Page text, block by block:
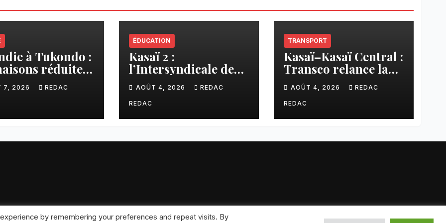
à Tukondo :
réduites
plusieurs
sans abri
7, 2026 REDAC
ÉDUCATION
Kasaï 2 :
l’Intersyndicale des
enseignants dénonce
une contribution
financière imposée
aux écoles de la
AOÛT 4, 2026 REDAC
REDAC
TRANSPORT
Kasaï–Kasaï Central :
Transco relance la
liaison Tshikapa–
Tshiamu pour
faciliter les échanges
AOÛT 4, 2026 REDAC
REDAC
by remembering your preferences and repeat visits. By